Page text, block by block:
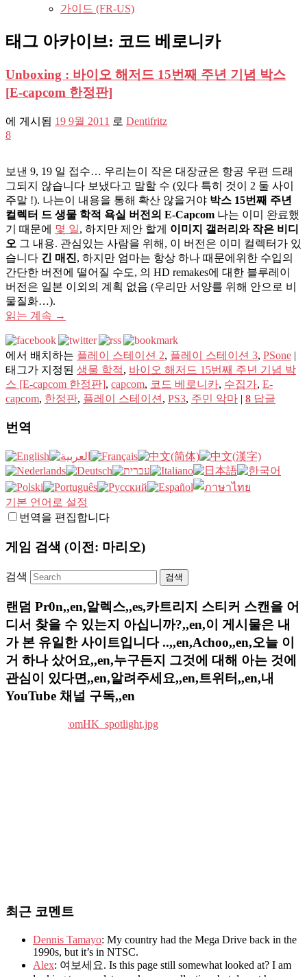
가이드 (FR-US)
태그 아카이브: 코드 베로니카
Unboxing : 바이오 해저드 15번째 주년 기념 박스
[E-capcom 한정판]
에 게시됨 19 9월 2011 로 Dentifritz
8
보낸 9, 19 일 접수… 우리는이 작은 대장균은 항공 우편 드래
그되지 않습니다 보냈다고 말할 수 (있다 특히 것이 2 둘 사이
주말 !). 나는이 내용을 통해 확산 않을거야 박스 15번째 주년
컬렉터 드 생물 학적 욕실 버전의 E-Capcom 나는 이미 완료했
기 때문에 몇 일, 하지만 제안 할게 이미지 갤러리와 작은 비디
오 그 내용. 관심있는 사람을 위해, 이 버전은 이미 컬렉터가 있
습니다 긴 매진, 하지만 엄마는 항상 하나 때문에위한 수입의
간단한 버전에 떨어질 수도, 의 HD remakes에 대한 블루레이
버전은 일본 이외의 계획 없음 (우리만 서양를 위해 안으로 비
물질화…).
읽는 계속 →
에서 배치하는 플레이 스테이션 2, 플레이 스테이션 3, PSone |
태그가 지정된 생물 학적, 바이오 해저드 15번째 주년 기념 박
스 [E-capcom 한정판], capcom, 코드 베로니카, 수집가, E-
capcom, 한정판, 플레이 스테이션 , PS3, 주민 악마 | 8 답글
번역
기본 언어로 설정
번역을 편집합니다
게임 검색 (이전: 마리오)
검색
랜덤 Pr0n,,en,알렉스,,es,카트리지 스티커 스캔을 어
디서 찾을 수 있는지 아십니까?,,en,이 게시물은 내
가 본 유일한 사이트입니다 ..,,en,Achoo,,en,오늘 이
거 하나 샀어요,,en,누구든지 그것에 대해 아는 것에
관심이 있다면,,en,알려주세요,,en,트위터,,en,내
YouTube 채널 구독,,en
최근 코멘트
Dennis Tamayo: My country had the Mega Drive back in the
1990s, but it’s in NTSC.
Alex: 여보세요. Is this page still somewhat looked at? I am